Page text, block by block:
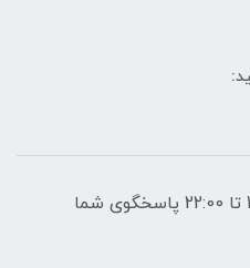
هفت روز هفته ، از ساعت 10:00 تا 22:00 پاسخگوی شما